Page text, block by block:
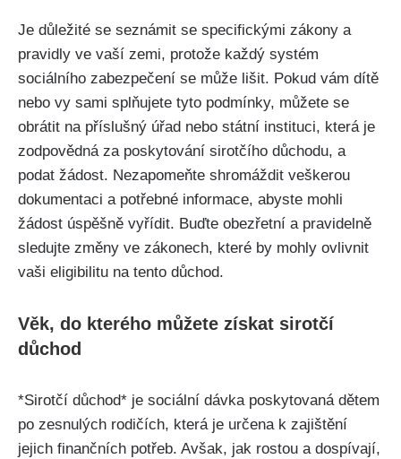
Je důležité se seznámit se specifickými zákony a
pravidly ve vaší zemi, protože každý systém
sociálního zabezpečení se může lišit. Pokud vám dítě
nebo vy sami splňujete tyto podmínky, můžete se
obrátit na příslušný úřad nebo státní instituci, která je
zodpovědná za poskytování sirotčího důchodu, a
podat žádost. Nezapomeňte shromáždit veškerou
dokumentaci a potřebné informace, abyste mohli
žádost úspěšně vyřídit. Buďte obezřetní a pravidelně
sledujte změny ve zákonech, které by mohly ovlivnit
vaši eligibilitu na tento důchod.
Věk, do kterého můžete získat sirotčí
důchod
*Sirotčí důchod* je sociální dávka poskytovaná dětem
po zesnulých rodičích, která je určena k zajištění
jejich finančních potřeb. Avšak, jak rostou a dospívají,